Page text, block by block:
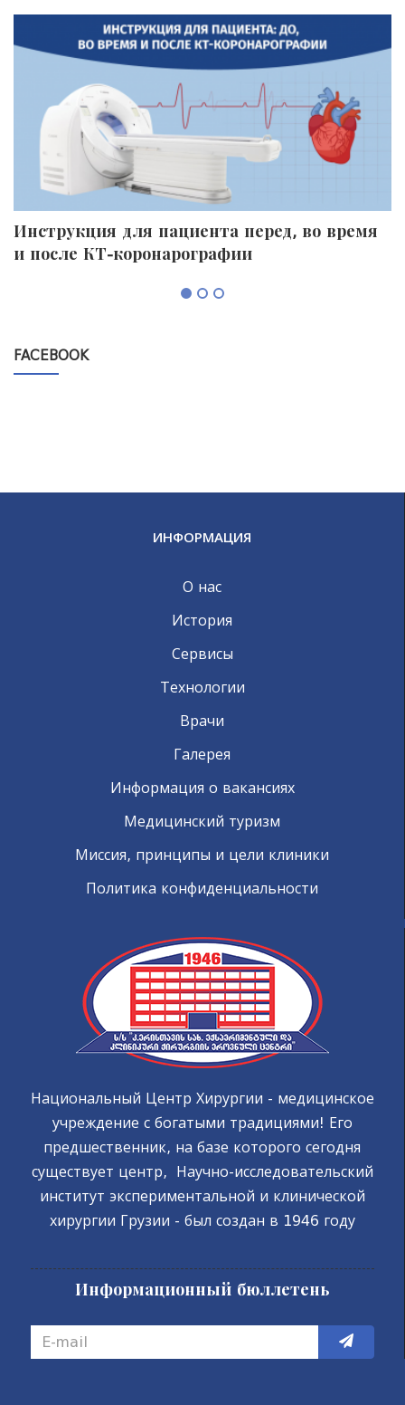
Инструкция для пациента перед, во время
и после КТ-коронарографии
FACEBOOK
ИНФОРМАЦИЯ
О нас
История
Сервисы
Технологии
Врачи
Галерея
Информация о вакансиях
Медицинский туризм
Миссия, принципы и цели клиники
Политика конфиденциальности
Национальный Центр Хирургии - медицинское
учреждение с богатыми традициями! Его
предшественник, на базе которого сегодня
существует центр, Научно-исследовательский
институт экспериментальной и клинической
хирургии Грузии - был создан в 1946 году
Информационный бюллетень